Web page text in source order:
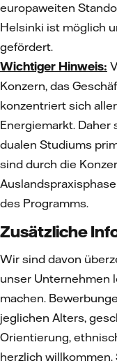
europaweiten
Helsinki ist möglich
gefördert.
Wichtiger Hinweis:
Konzern, das
konzentriert sich
Energiemarkt. Daher
dualen Studiums
sind durch die
des Programms.
Zusätzliche
Wir sind davon
unser Unternehmen
machen.
jeglichen Alters,
Orientierung,
herzlich